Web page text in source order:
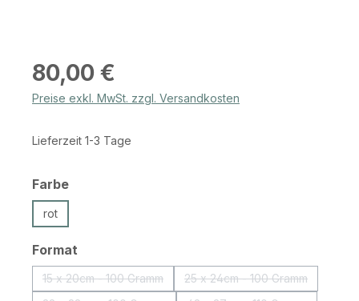
Regulärer Preis:
80,00 €
Preise exkl. MwSt. zzgl. Versandkosten
Lieferzeit 1-3 Tage
Farbeauswählen
rot
Format
15 x 20cm - 100 Gramm 25 x 24cm - 100 Gramm